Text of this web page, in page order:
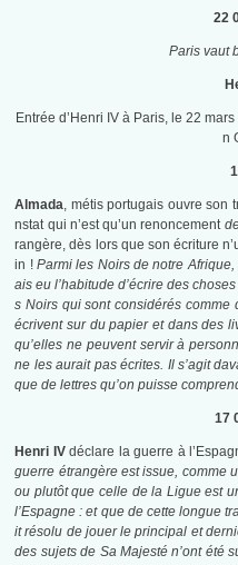
22
Paris vaut
Entrée d’Henri IV à Paris, le 22
n
Almada, métis portugais ouvre son
nstat qui n’est qu’un renoncement
rangère, dès lors que son écriture
in ! Parmi les Noirs de notre Afrique,
ais eu l’habitude d’écrire des
s Noirs qui sont considérés comme
écrivent sur du papier et dans des
qu’elles ne peuvent servir à
ne les aurait pas écrites. Il s’agit
que de lettres qu’on puisse
17
Henri IVdéclare la guerre à
guerre étrangère est issue, comme
ou plutôt que celle de la Ligue est
l’Espagne : et que de cette longue
it résolu de jouer le principal et
des sujets de Sa Majesté n’ont été